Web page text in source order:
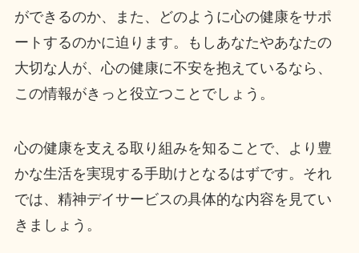
ができるのか、また、どのように心の健康をサポ
ートするのかに迫ります。もしあなたやあなたの
大切な人が、心の健康に不安を抱えているなら、
この情報がきっと役立つことでしょう。
心の健康を支える取り組みを知ることで、より豊
かな生活を実現する手助けとなるはずです。それ
では、精神デイサービスの具体的な内容を見てい
きましょう。